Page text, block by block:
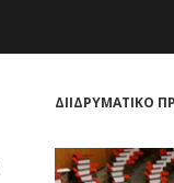
ΔΙΙΔΡΥΜΑΤΙΚΟ